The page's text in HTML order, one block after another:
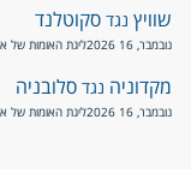
שוויץ נגד סקוטלנד
נובמבר, 16 2026 ליגת האומות של
מקדוניה נגד סלובניה
נובמבר, 16 2026 ליגת האומות של